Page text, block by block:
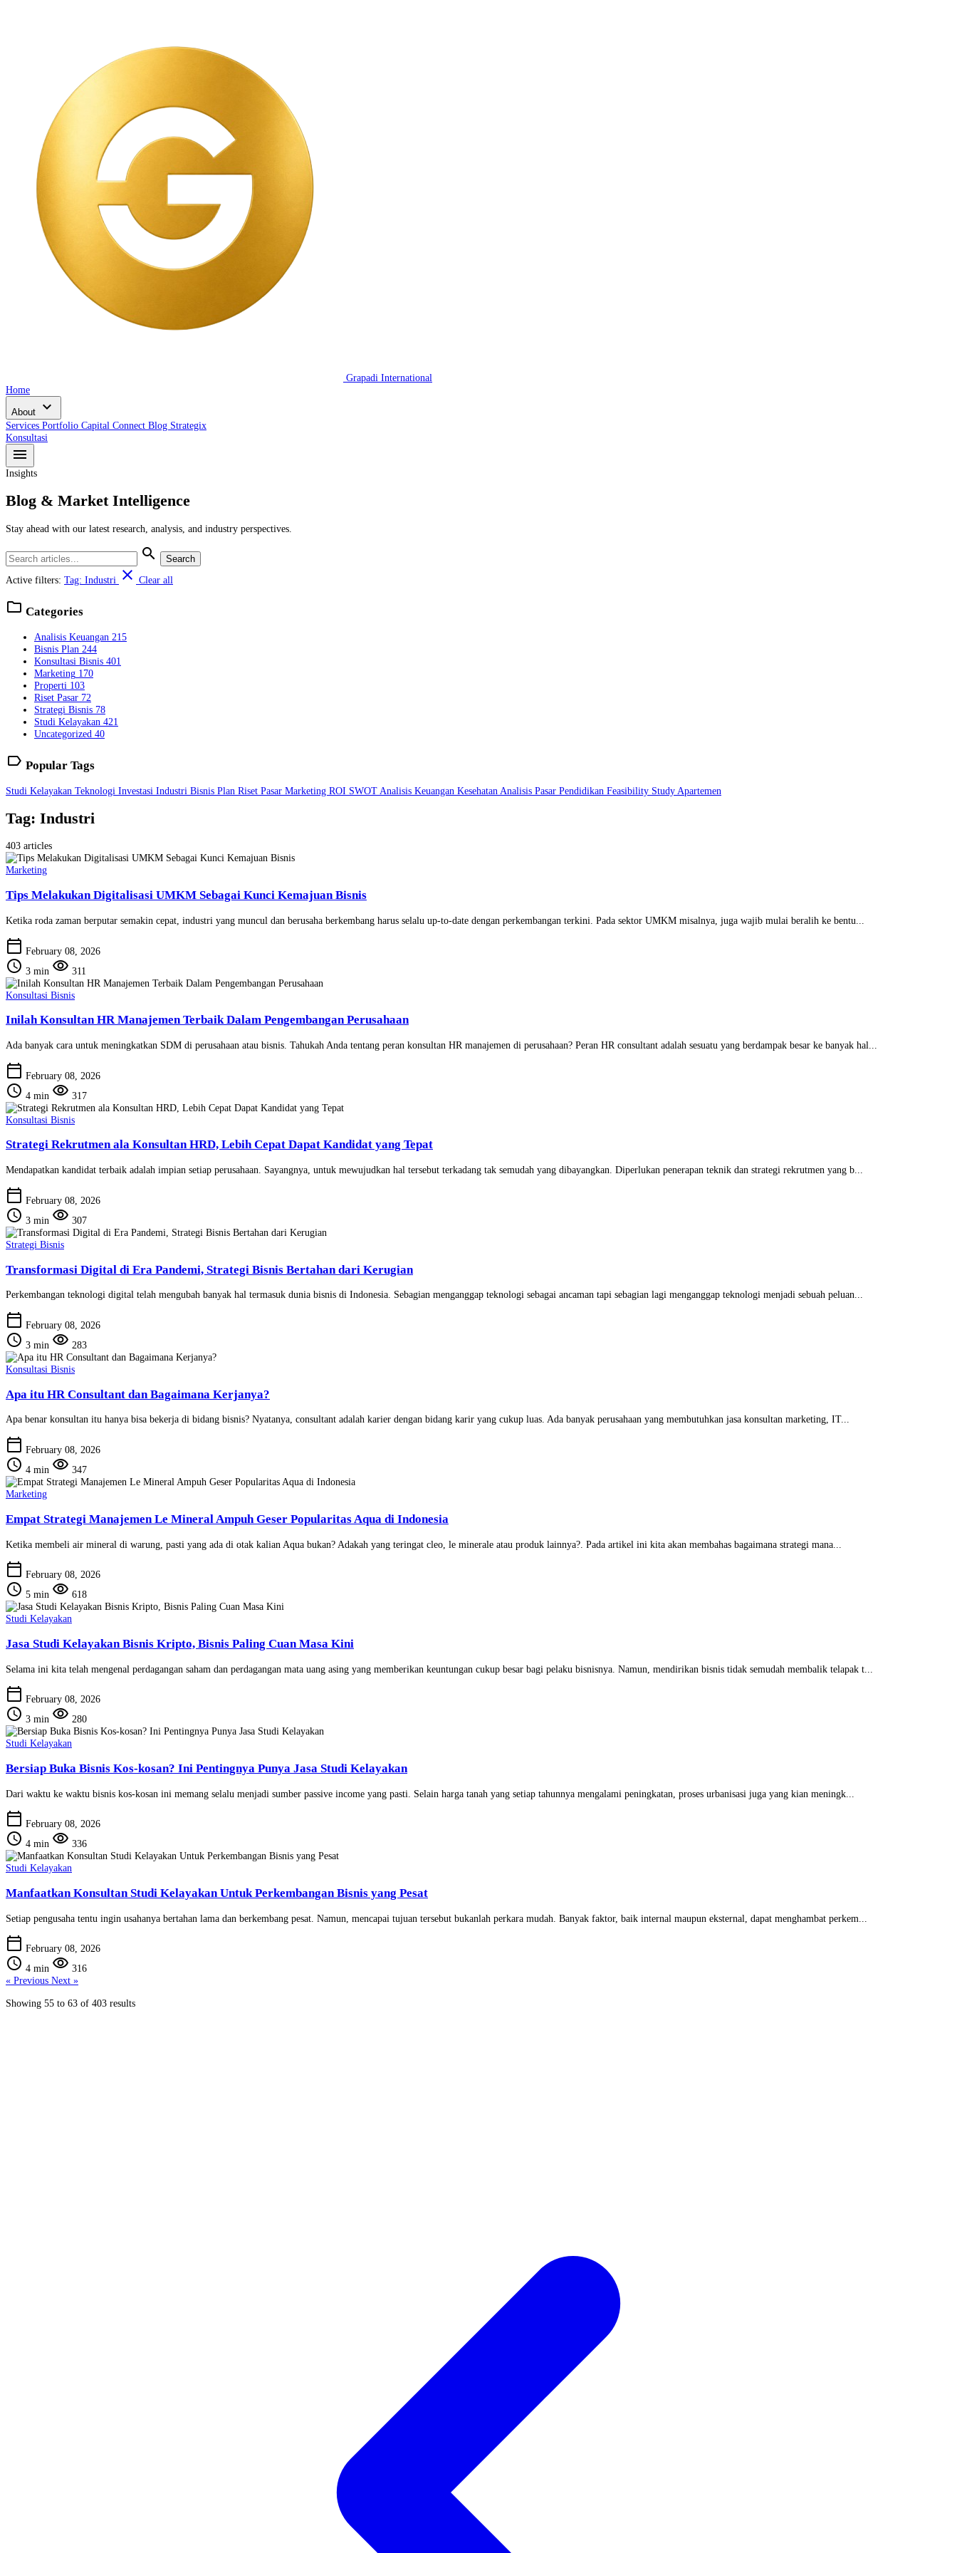
Grapadi International
Home
About expand_more
Services Portfolio Capital Connect Blog Strategix
Konsultasi
menu
Insights
Blog & Market Intelligence
Stay ahead with our latest research, analysis, and industry perspectives.
search Search
Active filters: Tag: Industri close Clear all
folder Categories
Analisis Keuangan 215
Bisnis Plan 244
Konsultasi Bisnis 401
Marketing 170
Properti 103
Riset Pasar 72
Strategi Bisnis 78
Studi Kelayakan 421
Uncategorized 40
label Popular Tags
Studi Kelayakan Teknologi Investasi Industri Bisnis Plan Riset Pasar Marketing ROI SWOT Analisis Keuangan Kesehatan Analisis Pasar Pendidikan Feasibility Study Apartemen
Tag: Industri
403 articles
Marketing
Tips Melakukan Digitalisasi UMKM Sebagai Kunci Kemajuan Bisnis
Ketika roda zaman berputar semakin cepat, industri yang muncul dan berusaha berkembang harus selalu up-to-date dengan perkembangan terkini. Pada sektor UMKM misalnya, juga wajib mulai beralih ke bentu...
calendar_today February 08, 2026
schedule 3 min visibility 311
Konsultasi Bisnis
Inilah Konsultan HR Manajemen Terbaik Dalam Pengembangan Perusahaan
Ada banyak cara untuk meningkatkan SDM di perusahaan atau bisnis. Tahukah Anda tentang peran konsultan HR manajemen di perusahaan? Peran HR consultant adalah sesuatu yang berdampak besar ke banyak hal...
calendar_today February 08, 2026
schedule 4 min visibility 317
Konsultasi Bisnis
Strategi Rekrutmen ala Konsultan HRD, Lebih Cepat Dapat Kandidat yang Tepat
Mendapatkan kandidat terbaik adalah impian setiap perusahaan. Sayangnya, untuk mewujudkan hal tersebut terkadang tak semudah yang dibayangkan. Diperlukan penerapan teknik dan strategi rekrutmen yang b...
calendar_today February 08, 2026
schedule 3 min visibility 307
Strategi Bisnis
Transformasi Digital di Era Pandemi, Strategi Bisnis Bertahan dari Kerugian
Perkembangan teknologi digital telah mengubah banyak hal termasuk dunia bisnis di Indonesia. Sebagian menganggap teknologi sebagai ancaman tapi sebagian lagi menganggap teknologi menjadi sebuah peluan...
calendar_today February 08, 2026
schedule 3 min visibility 283
Konsultasi Bisnis
Apa itu HR Consultant dan Bagaimana Kerjanya?
Apa benar konsultan itu hanya bisa bekerja di bidang bisnis? Nyatanya, consultant adalah karier dengan bidang karir yang cukup luas. Ada banyak perusahaan yang membutuhkan jasa konsultan marketing, IT...
calendar_today February 08, 2026
schedule 4 min visibility 347
Marketing
Empat Strategi Manajemen Le Mineral Ampuh Geser Popularitas Aqua di Indonesia
Ketika membeli air mineral di warung, pasti yang ada di otak kalian Aqua bukan? Adakah yang teringat cleo, le minerale atau produk lainnya?. Pada artikel ini kita akan membahas bagaimana strategi mana...
calendar_today February 08, 2026
schedule 5 min visibility 618
Studi Kelayakan
Jasa Studi Kelayakan Bisnis Kripto, Bisnis Paling Cuan Masa Kini
Selama ini kita telah mengenal perdagangan saham dan perdagangan mata uang asing yang memberikan keuntungan cukup besar bagi pelaku bisnisnya. Namun, mendirikan bisnis tidak semudah membalik telapak t...
calendar_today February 08, 2026
schedule 3 min visibility 280
Studi Kelayakan
Bersiap Buka Bisnis Kos-kosan? Ini Pentingnya Punya Jasa Studi Kelayakan
Dari waktu ke waktu bisnis kos-kosan ini memang selalu menjadi sumber passive income yang pasti. Selain harga tanah yang setiap tahunnya mengalami peningkatan, proses urbanisasi juga yang kian meningk...
calendar_today February 08, 2026
schedule 4 min visibility 336
Studi Kelayakan
Manfaatkan Konsultan Studi Kelayakan Untuk Perkembangan Bisnis yang Pesat
Setiap pengusaha tentu ingin usahanya bertahan lama dan berkembang pesat. Namun, mencapai tujuan tersebut bukanlah perkara mudah. Banyak faktor, baik internal maupun eksternal, dapat menghambat perkem...
calendar_today February 08, 2026
schedule 4 min visibility 316
« Previous Next »
Showing 55 to 63 of 403 results